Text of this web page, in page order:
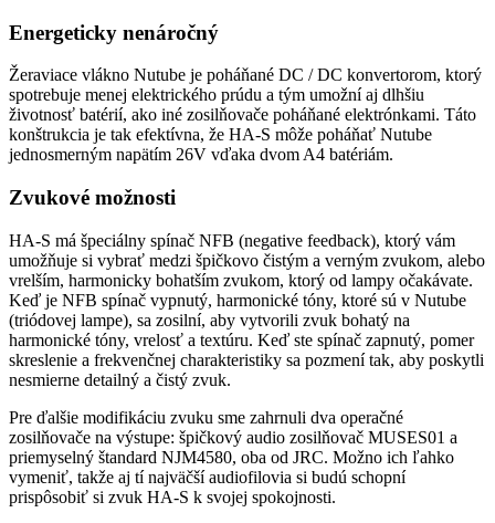
Energeticky nenáročný
Žeraviace vlákno Nutube je poháňané DC / DC konvertorom, ktorý
spotrebuje menej elektrického prúdu a tým umožní aj dlhšiu
životnosť batérií, ako iné zosilňovače poháňané elektrónkami. Táto
konštrukcia je tak efektívna, že HA-S môže poháňať Nutube
jednosmerným napätím 26V vďaka dvom A4 batériám.
Zvukové možnosti
HA-S má špeciálny spínač NFB (negative feedback), ktorý vám
umožňuje si vybrať medzi špičkovo čistým a verným zvukom, alebo
vrelším, harmonicky bohatším zvukom, ktorý od lampy očakávate.
Keď je NFB spínač vypnutý, harmonické tóny, ktoré sú v Nutube
(triódovej lampe), sa zosilní, aby vytvorili zvuk bohatý na
harmonické tóny, vrelosť a textúru. Keď ste spínač zapnutý, pomer
skreslenie a frekvenčnej charakteristiky sa pozmení tak, aby poskytli
nesmierne detailný a čistý zvuk.
Pre ďalšie modifikáciu zvuku sme zahrnuli dva operačné
zosilňovače na výstupe: špičkový audio zosilňovač MUSES01 a
priemyselný štandard NJM4580, oba od JRC. Možno ich ľahko
vymeniť, takže aj tí najväčší audiofilovia si budú schopní
prispôsobiť si zvuk HA-S k svojej spokojnosti.